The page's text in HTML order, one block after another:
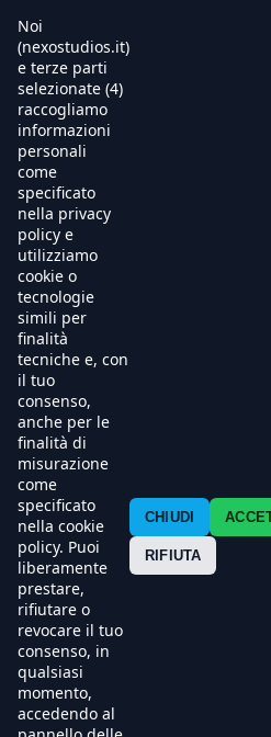
Noi
(nexostudios.it)
e terze parti
selezionate (4)
raccogliamo
informazioni
personali
come
specificato
nella privacy
policy e
utilizziamo
cookie o
tecnologie
simili per
finalità
tecniche e, con
il tuo
consenso,
anche per le
finalità di
misurazione
come
specificato
nella cookie
policy. Puoi
liberamente
prestare,
rifiutare o
revocare il tuo
consenso, in
qualsiasi
momento,
accedendo al
CHIUDI
RIFIUTA